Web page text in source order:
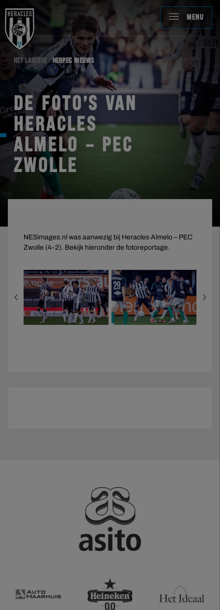
MENU
HET LAATSTE HERPEC NIEUWS
DE FOTO’S VAN
HERACLES
ALMELO – PEC
ZWOLLE
NESimages.nl was aanwezig bij Heracles Almelo – PEC
Zwolle (4-2). Bekijk hieronder de fotoreportage.